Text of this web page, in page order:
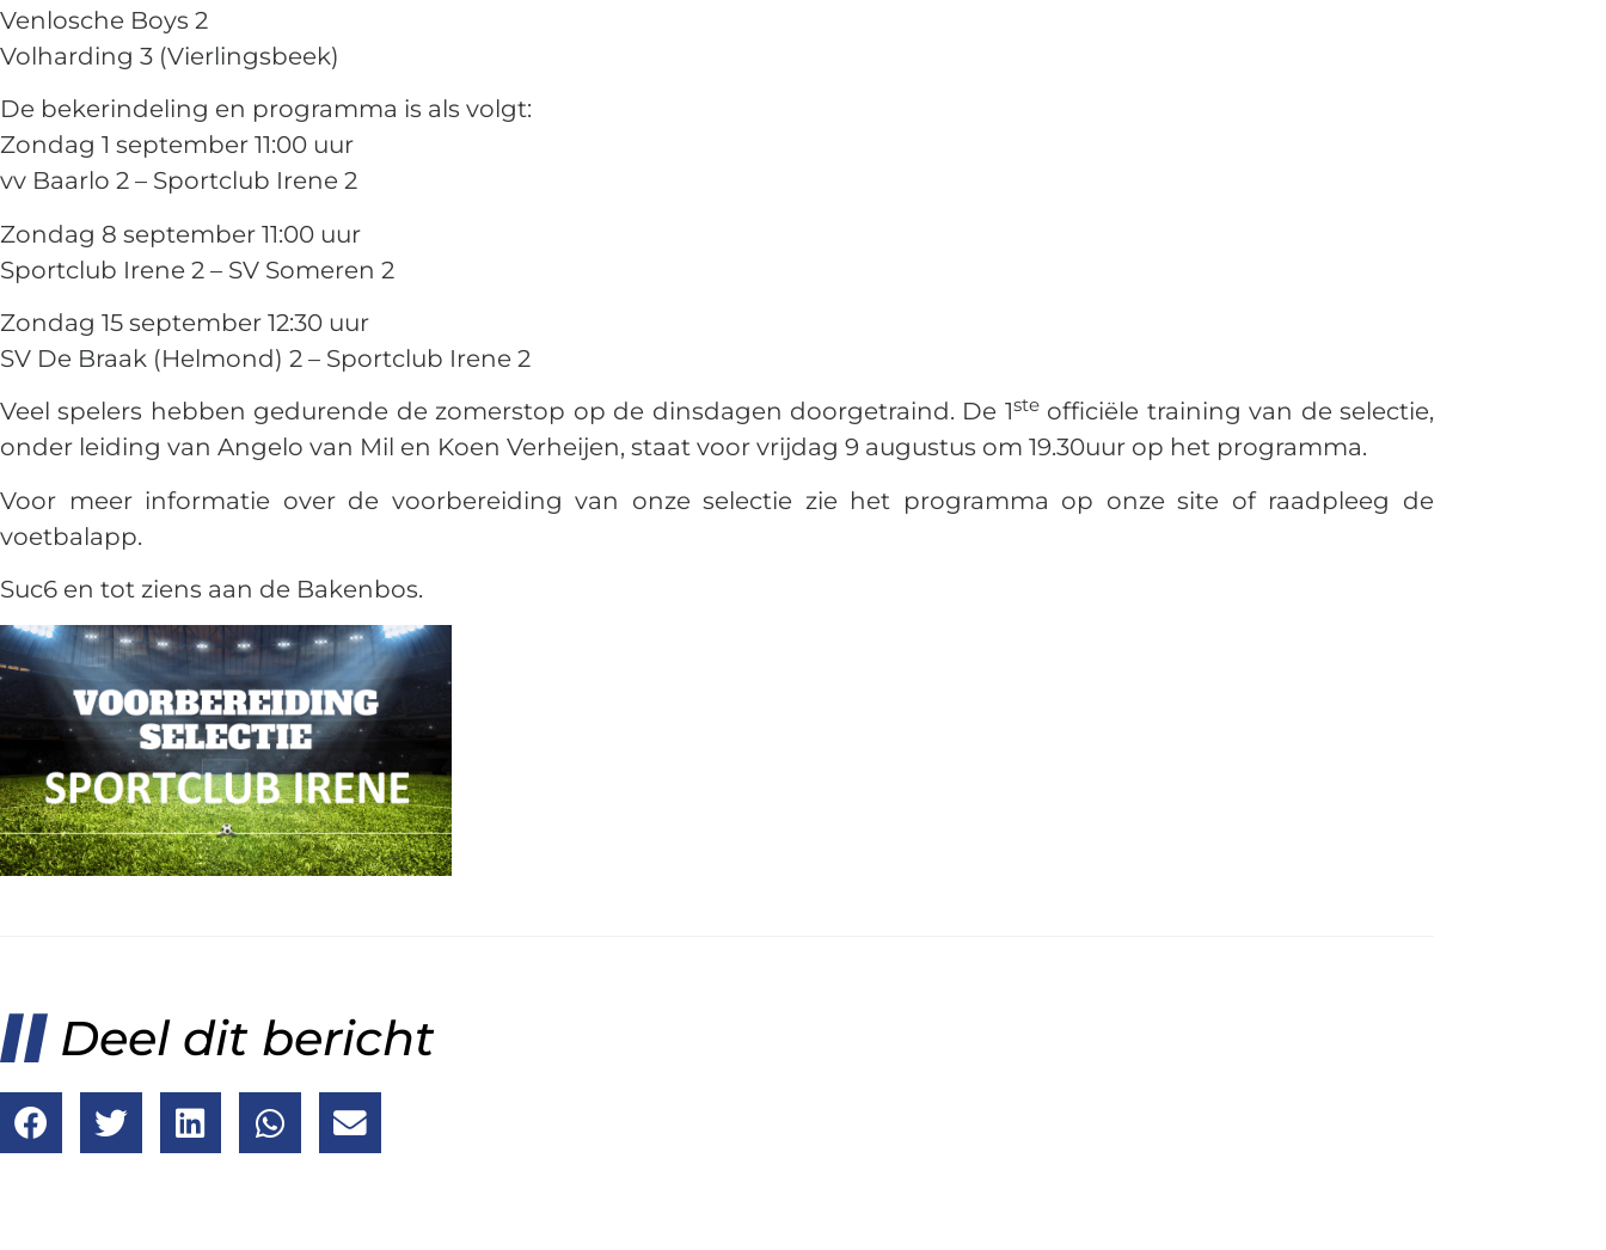
Venlosche Boys 2
Volharding 3 (Vierlingsbeek)
De bekerindeling en programma is als volgt:
Zondag 1 september 11:00 uur
vv Baarlo 2 – Sportclub Irene 2
Zondag 8 september 11:00 uur
Sportclub Irene 2 – SV Someren 2
Zondag 15 september 12:30 uur
SV De Braak (Helmond) 2 – Sportclub Irene 2
Veel spelers hebben gedurende de zomerstop op de dinsdagen doorgetraind. De 1steofficiële training van de selectie,
onder leiding van Angelo van Mil en Koen Verheijen, staat voor vrijdag 9 augustus om 19.30uur op het programma.
Voor meer informatie over de voorbereiding van onze selectie zie het programma op onze site of raadpleeg de
voetbalapp.
Suc6 en tot ziens aan de Bakenbos.
Deel dit bericht